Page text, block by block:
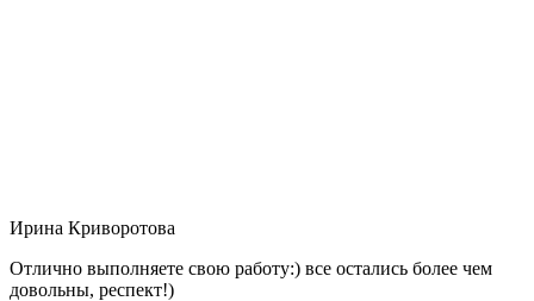
Ирина Криворотова
Отлично выполняете свою работу:) все остались более чем
довольны, респект!)